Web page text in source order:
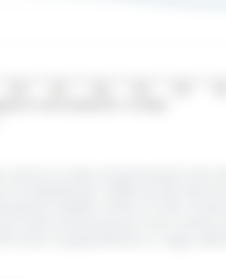
zarówno liczba utrzymywanych świń,
zmniejszyła się o 13,8% lub 3,8 miliona
spadła o 39,1% (-12 100).
liczba utrzymywanych świń, średnia
sztuk na gospodarstwo w ciągu